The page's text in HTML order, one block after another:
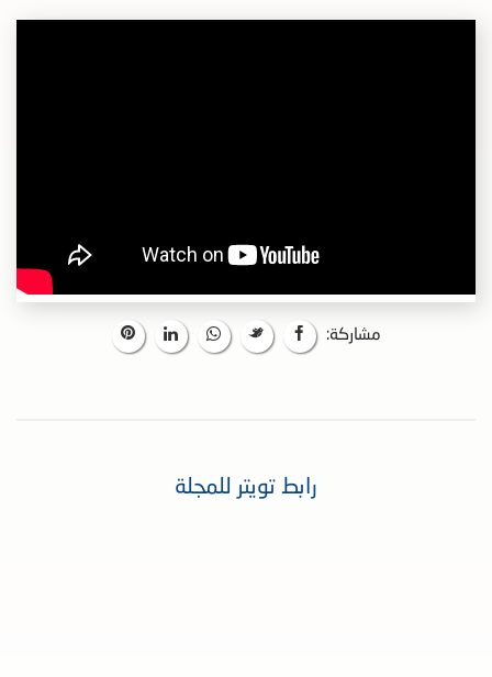
مشاركة:
رابط تويتر للمجلة